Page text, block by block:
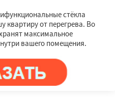
стёкла
квартиру от перегрева. Во
максимальное
вашего помещения.